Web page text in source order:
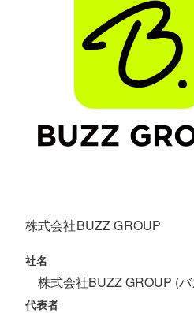
株式会社BUZZ GROUP
社名
株式会社BUZZ GROUP (
代表者